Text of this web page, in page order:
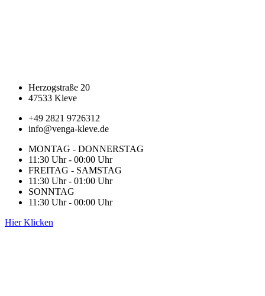
Herzogstraße 20
47533 Kleve
+49 2821 9726312
info@venga-kleve.de
MONTAG - DONNERSTAG
11:30 Uhr - 00:00 Uhr
FREITAG - SAMSTAG
11:30 Uhr - 01:00 Uhr
SONNTAG
11:30 Uhr - 00:00 Uhr
Hier Klicken